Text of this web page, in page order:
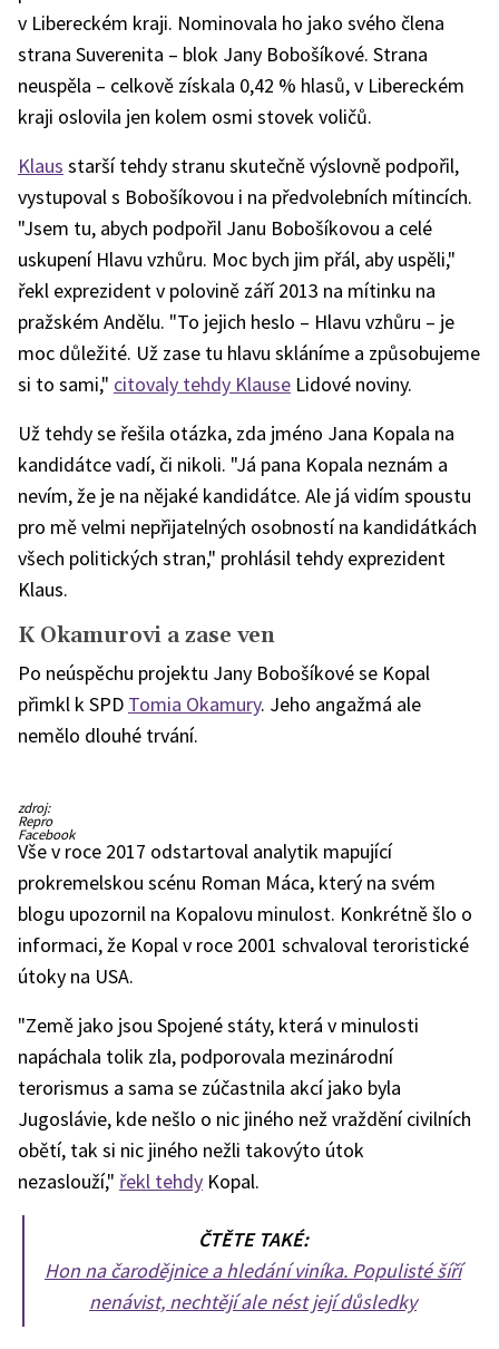
v Libereckém kraji. Nominovala ho jako svého člena
strana Suverenita – blok Jany Bobošíkové. Strana
neuspěla – celkově získala 0,42 % hlasů, v Libereckém
kraji oslovila jen kolem osmi stovek voličů.
Klaus starší tehdy stranu skutečně výslovně podpořil,
vystupoval s Bobošíkovou i na předvolebních mítincích.
"Jsem tu, abych podpořil Janu Bobošíkovou a celé
uskupení Hlavu vzhůru. Moc bych jim přál, aby uspěli,"
řekl exprezident v polovině září 2013 na mítinku na
pražském Andělu. "To jejich heslo – Hlavu vzhůru – je
moc důležité. Už zase tu hlavu skláníme a způsobujeme
si to sami," citovaly tehdy Klause Lidové noviny.
Už tehdy se řešila otázka, zda jméno Jana Kopala na
kandidátce vadí, či nikoli. "Já pana Kopala neznám a
nevím, že je na nějaké kandidátce. Ale já vidím spoustu
pro mě velmi nepřijatelných osobností na kandidátkách
všech politických stran," prohlásil tehdy exprezident
Klaus.
K Okamurovi a zase ven
Po neúspěchu projektu Jany Bobošíkové se Kopal
přimkl k SPD Tomia Okamury. Jeho angažmá ale
nemělo dlouhé trvání.
Jan
Kopal
ještě
jako
člen
zdroj:
Repro
Facebook
Vše v roce 2017 odstartoval analytik mapující
prokremelskou scénu Roman Máca, který na svém
blogu upozornil na Kopalovu minulost. Konkrétně šlo o
informaci, že Kopal v roce 2001 schvaloval teroristické
útoky na USA.
"Země jako jsou Spojené státy, která v minulosti
napáchala tolik zla, podporovala mezinárodní
terorismus a sama se zúčastnila akcí jako byla
Jugoslávie, kde nešlo o nic jiného než vraždění civilních
obětí, tak si nic jiného nežli takovýto útok
nezaslouží," řekl tehdy Kopal.
ČTĚTE TAKÉ:
Hon na čarodějnice a hledání viníka. Populisté šíří
nenávist, nechtějí ale nést její důsledky